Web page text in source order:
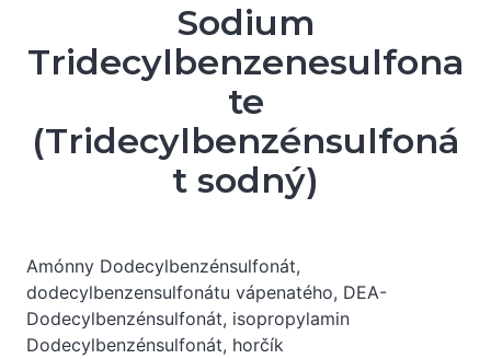
Sodium
Tridecylbenzenesulfona
te
(Tridecylbenzénsulfoná
t sodný)
Amónny Dodecylbenzénsulfonát,
dodecylbenzensulfonátu vápenatého, DEA-
Dodecylbenzénsulfonát, isopropylamin
Dodecylbenzénsulfonát, horčík